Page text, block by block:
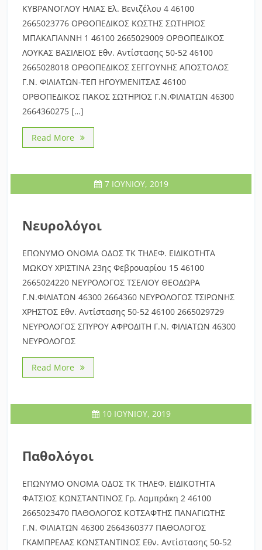
ΚΥΒΡΑΝΟΓΛΟΥ ΗΛΙΑΣ Ελ. Βενιζέλου 4 46100
2665023776 ΟΡΘΟΠΕΔΙΚΟΣ ΚΩΣΤΗΣ ΣΩΤΗΡΙΟΣ
ΜΠΑΚΑΓΙΑΝΝΗ 1 46100 2665029009 ΟΡΘΟΠΕΔΙΚΟΣ
ΛΟΥΚΑΣ ΒΑΣΙΛΕΙΟΣ Εθν. Αντίστασης 50-52 46100
2665028018 ΟΡΘΟΠΕΔΙΚΟΣ ΣΕΓΓΟΥΝΗΣ ΑΠΟΣΤΟΛΟΣ
Γ.Ν. ΦΙΛΙΑΤΩΝ-ΤΕΠ ΗΓΟΥΜΕΝΙΤΣΑΣ 46100
ΟΡΘΟΠΕΔΙΚΟΣ ΠΑΚΟΣ ΣΩΤΗΡΙΟΣ Γ.Ν.ΦΙΛΙΑΤΩΝ 46300
2664360275 […]
Read More
7 ΙΟΥΝΊΟΥ, 2019
Νευρολόγοι
ΕΠΩΝΥΜΟ ΟΝΟΜΑ ΟΔΟΣ ΤΚ ΤΗΛΕΦ. ΕΙΔΙΚΟΤΗΤΑ
ΜΩΚΟΥ ΧΡΙΣΤΙΝΑ 23ης Φεβρουαρίου 15 46100
2665024220 ΝΕΥΡΟΛΟΓΟΣ ΤΣΕΛΙΟΥ ΘΕΟΔΩΡΑ
Γ.Ν.ΦΙΛΙΑΤΩΝ 46300 2664360 ΝΕΥΡΟΛΟΓΟΣ ΤΣΙΡΩΝΗΣ
ΧΡΗΣΤΟΣ Εθν. Αντίστασης 50-52 46100 2665029729
ΝΕΥΡΟΛΟΓΟΣ ΣΠΥΡΟΥ ΑΦΡΟΔΙΤΗ Γ.Ν. ΦΙΛΙΑΤΩΝ 46300
ΝΕΥΡΟΛΟΓΟΣ
Read More
10 ΙΟΥΝΊΟΥ, 2019
Παθολόγοι
ΕΠΩΝΥΜΟ ΟΝΟΜΑ ΟΔΟΣ ΤΚ ΤΗΛΕΦ. ΕΙΔΙΚΟΤΗΤΑ
ΦΑΤΣΙΟΣ ΚΩΝΣΤΑΝΤΙΝΟΣ Γρ. Λαμπράκη 2 46100
2665023470 ΠΑΘΟΛΟΓΟΣ ΚΟΤΣΑΦΤΗΣ ΠΑΝΑΓΙΩΤΗΣ
Γ.Ν. ΦΙΛΙΑΤΩΝ 46300 2664360377 ΠΑΘΟΛΟΓΟΣ
ΓΚΑΜΠΡΕΛΑΣ ΚΩΝΣΤΑΝΤΙΝΟΣ Εθν. Αντίστασης 50-52